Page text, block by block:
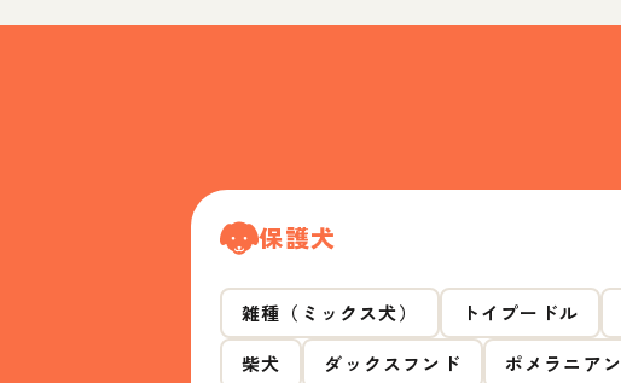
保護犬
雑種（ミックス犬） トイプードル
柴犬
ダックスフンド
ポメラニアン